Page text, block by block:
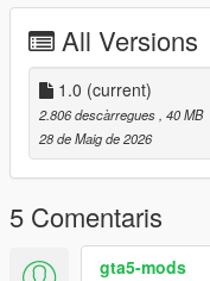
Then scroll to the
Add the line dlcpacks:/
to the dlclist and save
SPAWN: zagato
All Versions
1.0 (current)
2.806 descàrregues , 40 MB
28 de Maig de 2026
5 Comentaris
gta5-mods